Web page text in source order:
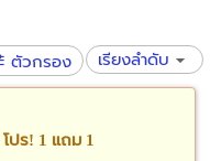
ตัวกรอง เรียงลำดับ
โปร! 1 แถม 1